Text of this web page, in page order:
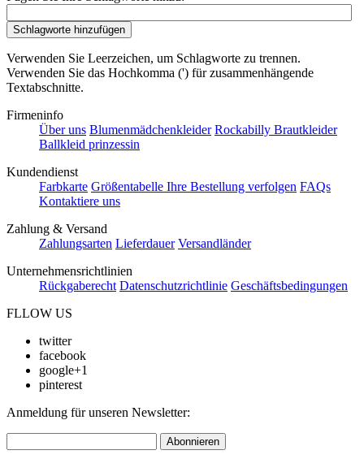
Schlagworte hinzufügen
Verwenden Sie Leerzeichen, um Schlagworte zu trennen.
Verwenden Sie das Hochkomma (') für zusammenhängende
Textabschnitte.
Firmeninfo
Über uns Blumenmädchenkleider Rockabilly Brautkleider
Ballkleid prinzessin
Kundendienst
Farbkarte Größentabelle Ihre Bestellung verfolgen FAQs
Kontaktiere uns
Zahlung & Versand
Zahlungsarten Lieferdauer Versandländer
Unternehmensrichtlinien
Rückgaberecht Datenschutzrichtlinie Geschäftsbedingungen
FLLOW US
twitter
facebook
google+1
pinterest
Anmeldung für unseren Newsletter:
Abonnieren